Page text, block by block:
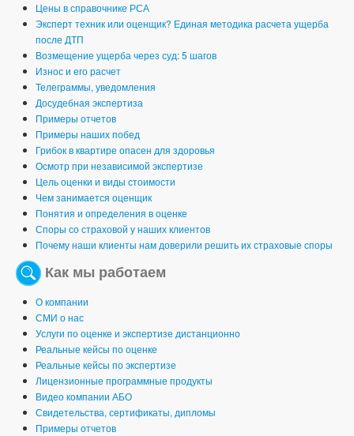
Цены в справочнике РСА
Эксперт техник или оценщик? Единая методика расчета ущерба
после ДТП
Возмещение ущерба через суд: 5 шагов
Износ и его расчет
Телеграммы, уведомления
Досудебная экспертиза
Примеры отчетов
Примеры наших побед
Грибок в квартире опасен для здоровья
Осмотр при независимой экспертизе
Цель оценки и виды стоимости
Чем занимается оценщик
Понятия и определения в оценке
Споры со страховой у наших клиентов
Почему наши клиенты нам доверили решить их страховые споры
Как мы работаем
О компании
СМИ о нас
Услуги по оценке и экспертизе дистанционно
Реальные кейсы по оценке
Реальные кейсы по экспертизе
Лицензионные программные продукты
Видео компании АБО
Свидетельства, сертификаты, дипломы
Примеры отчетов